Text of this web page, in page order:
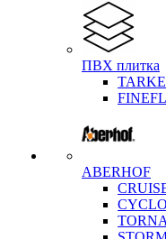
ПВХ плитка
ABERHOF